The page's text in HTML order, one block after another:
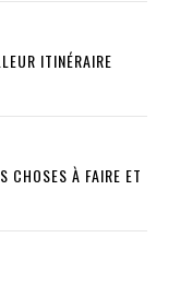
ITINÉRAIRE
CHOSES À FAIRE ET